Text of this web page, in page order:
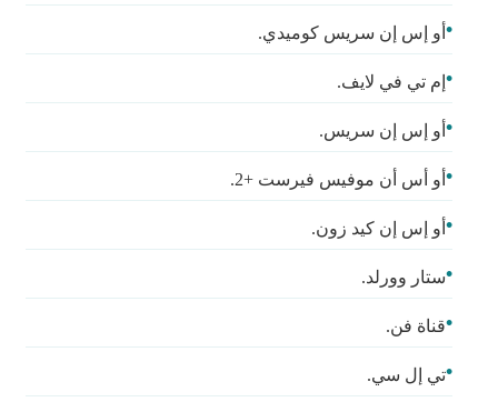
أو إس إن سريس كوميدي.
إم تي في لايف.
أو إس إن سريس.
أو أس أن موفيس فيرست +2.
أو إس إن كيد زون.
ستار وورلد.
قناة فن.
تي إل سي.